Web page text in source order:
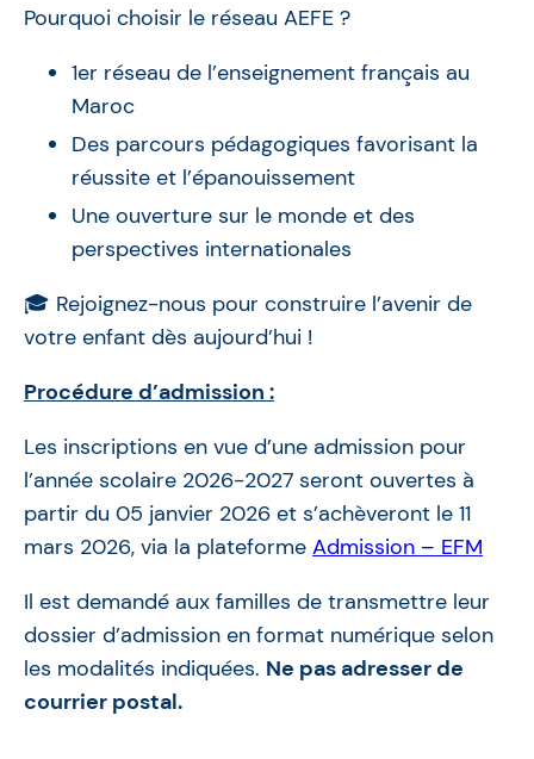
Pourquoi choisir le réseau AEFE ?
1er réseau de l’enseignement français au
Maroc
Des parcours pédagogiques favorisant la
réussite et l’épanouissement
Une ouverture sur le monde et des
perspectives internationales
🎓 Rejoignez-nous pour construire l’avenir de
votre enfant dès aujourd’hui !
Procédure d’admission :
Les inscriptions en vue d’une admission pour
l’année scolaire 2026-2027 seront ouvertes à
partir du 05 janvier 2026 et s’achèveront le 11
mars 2026, via la plateforme Admission – EFM
Il est demandé aux familles de transmettre leur
dossier d’admission en format numérique selon
les modalités indiquées. Ne pas adresser de
courrier postal.